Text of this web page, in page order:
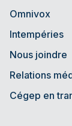
Omnivox
Intempéries
Nous joindre
Relations
Cégep en